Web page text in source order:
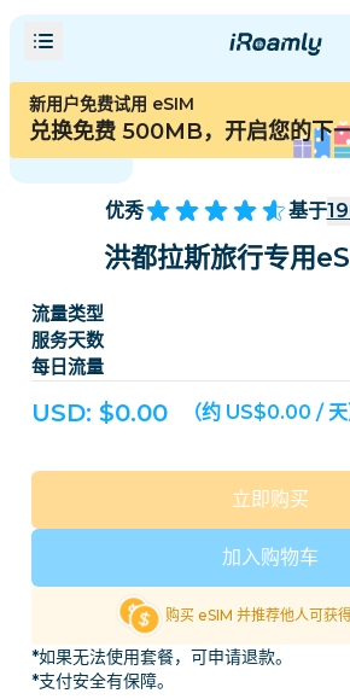
新用户免费试用 eSIM
兑换免费 500MB，开启您的下
优秀 基于
洪都拉斯旅行专用
流量类型
服务天数
每日流量
USD: $0.00 （约 US$0.00 / 天
加入购物车
立即购买
购买 eSIM 并推荐他人可获
*如果无法使用套餐，可申请退款。
*支付安全有保障。